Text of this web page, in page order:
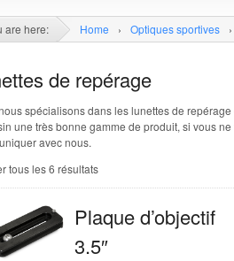
are here: Home › Optiques sportives ›
de repérage
spécialisons dans les lunettes de
une très bonne gamme de produit, si vous
avec nous.
tous les 6 résultats
Plaque d’objectif
3.5″